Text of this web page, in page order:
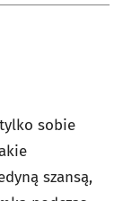
sobie
szansą,